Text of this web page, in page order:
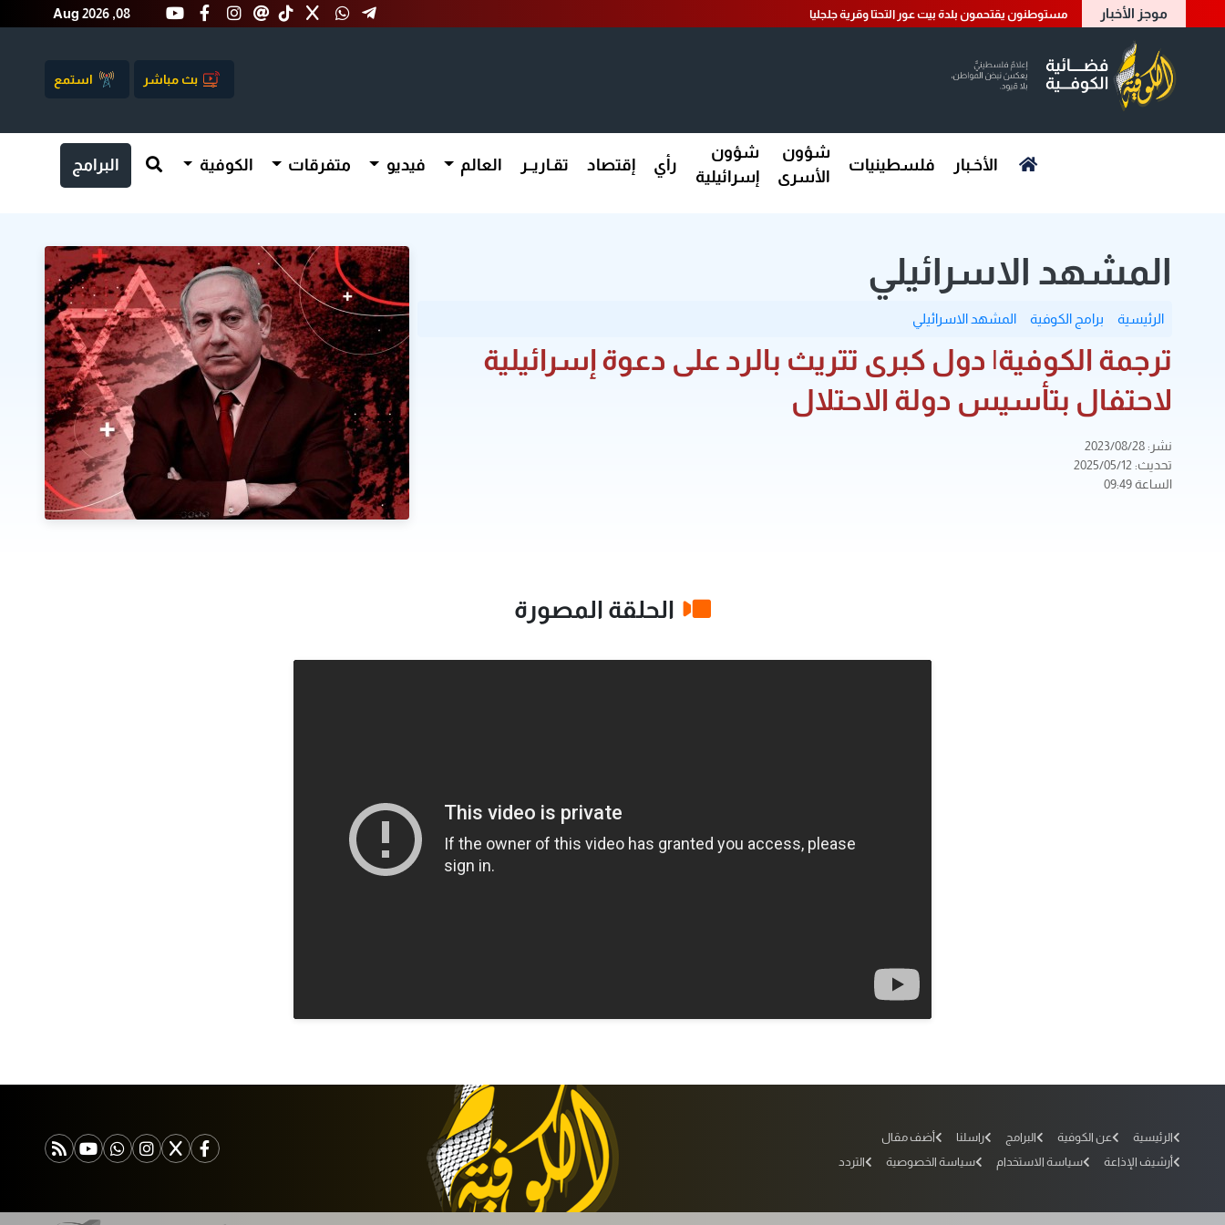
موجز الأخبار مستوطنون يقتحمون بلدة بيت عور التحتا وقرية جلجليا Aug 2026 ,08
بث مباشر استمع
الأخـبار فلسطينيات
شؤون
الأسرى
شؤون
إسرائيلية
رأي إقتصاد تقـاريــر العالم فيديو متفرقات الكوفية البرامج
المشهد الاسرائيلي
الرئيسية برامج الكوفية المشهد الاسرائيلي
ترجمة الكوفية| دول كبرى تتريث بالرد على دعوة إسرائيلية
لاحتفال بتأسيس دولة الاحتلال
نشر: 2023/08/28
تحديث: 2025/05/12
الساعة 09:49
الحلقة المصورة
الرئيسية عن الكوفية البرامج راسلنا
أضف مقال
أرشيف الإذاعة
سياسة الاستخدام سياسة الخصوصية التردد